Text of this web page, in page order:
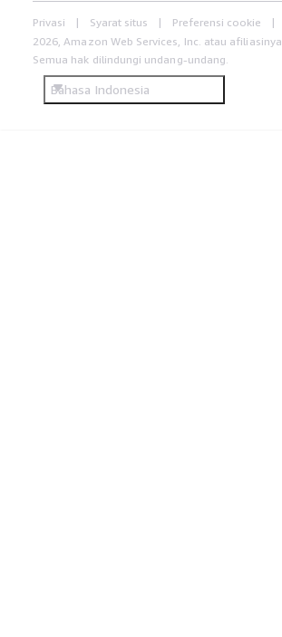
Privasi Syarat situs Preferensi cookie
2026, Amazon Web Services, Inc. atau afiliasinya.
Semua hak dilindungi undang-undang.
Bahasa Indonesia